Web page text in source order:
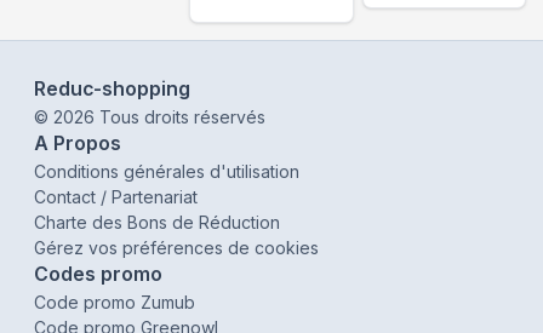
Reduc-shopping
© 2026 Tous droits réservés
A Propos
Conditions générales d'utilisation
Contact / Partenariat
Charte des Bons de Réduction
Gérez vos préférences de cookies
Codes promo
Code promo Zumub
Code promo Greenowl